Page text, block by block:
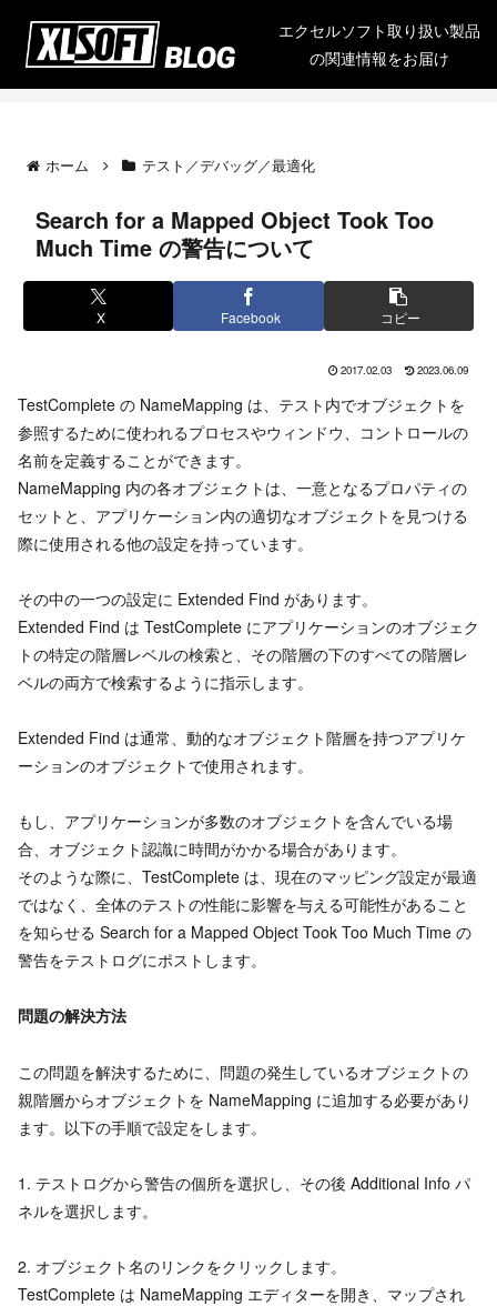
エクセルソフト取り扱い製品
の関連情報をお届け
ホーム テスト／デバッグ／最適化
Search for a Mapped Object Took Too
Much Time の警告について
X Facebook コピー
2017.02.03 2023.06.09
TestComplete の NameMapping は、テスト内でオブジェクトを
参照するために使われるプロセスやウィンドウ、コントロールの
名前を定義することができます。
NameMapping 内の各オブジェクトは、一意となるプロパティの
セットと、アプリケーション内の適切なオブジェクトを見つける
際に使用される他の設定を持っています。
その中の一つの設定に Extended Find があります。
Extended Find は TestComplete にアプリケーションのオブジェク
トの特定の階層レベルの検索と、その階層の下のすべての階層レ
ベルの両方で検索するように指示します。
Extended Find は通常、動的なオブジェクト階層を持つアプリケ
ーションのオブジェクトで使用されます。
もし、アプリケーションが多数のオブジェクトを含んでいる場
合、オブジェクト認識に時間がかかる場合があります。
そのような際に、TestComplete は、現在のマッピング設定が最適
ではなく、全体のテストの性能に影響を与える可能性があること
を知らせる Search for a Mapped Object Took Too Much Time の
警告をテストログにポストします。
問題の解決方法
この問題を解決するために、問題の発生しているオブジェクトの
親階層からオブジェクトを NameMapping に追加する必要があり
ます。以下の手順で設定をします。
1. テストログから警告の個所を選択し、その後 Additional Info パ
ネルを選択します。
2. オブジェクト名のリンクをクリックします。
TestComplete は NameMapping エディターを開き、マップされ